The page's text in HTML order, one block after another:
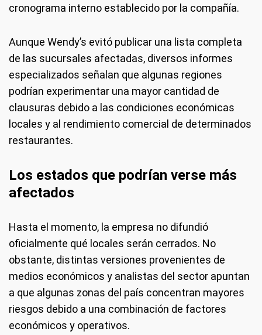
cronograma interno establecido por la compañía.
Aunque Wendy’s evitó publicar una lista completa
de las sucursales afectadas, diversos informes
especializados señalan que algunas regiones
podrían experimentar una mayor cantidad de
clausuras debido a las condiciones económicas
locales y al rendimiento comercial de determinados
restaurantes.
Los estados que podrían verse más
afectados
Hasta el momento, la empresa no difundió
oficialmente qué locales serán cerrados. No
obstante, distintas versiones provenientes de
medios económicos y analistas del sector apuntan
a que algunas zonas del país concentran mayores
riesgos debido a una combinación de factores
económicos y operativos.